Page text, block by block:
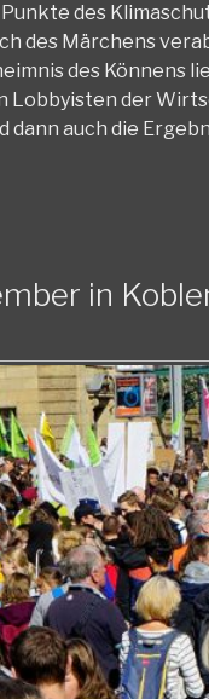
des
des Märchens
des Könnens
Lobbyisten der
auch die
in